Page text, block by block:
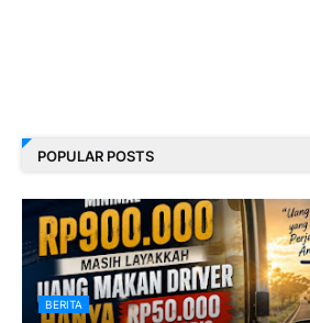
POPULAR POSTS
BERITA